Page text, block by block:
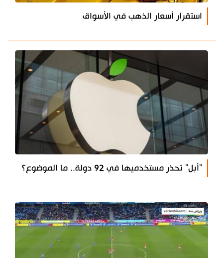
استقرار أسعار الذهب في الأسواق
"أبل" تحذر مستخدميها في 92 دولة.. ما الموضوع؟